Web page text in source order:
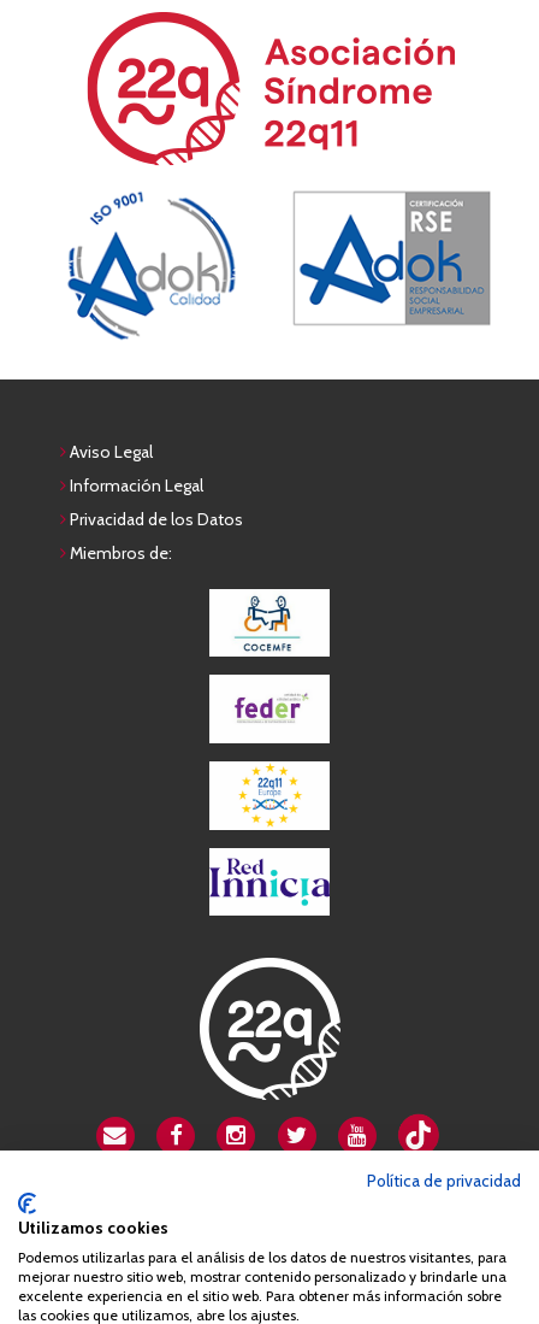
Aviso Legal
Información Legal
Privacidad de los Datos
Miembros de:
+34 663 812 863
Política de privacidad
Utilizamos cookies
Podemos utilizarlas para el análisis de los datos de nuestros visitantes, para
mejorar nuestro sitio web, mostrar contenido personalizado y brindarle una
excelente experiencia en el sitio web. Para obtener más información sobre
las cookies que utilizamos, abre los ajustes.